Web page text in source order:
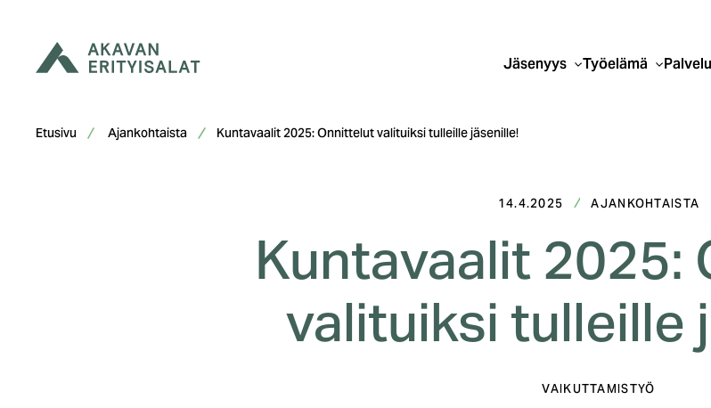
Jäsenyys Työelämä
Etusivu Ajankohtaista Kuntavaalit 2025: Onnittelut valituiksi tulleille jäsenille!
14.4.2025 AJANKOHTAISTA
Kuntavaalit
valituiksi tulleille
VAIKUTTAMISTYÖ